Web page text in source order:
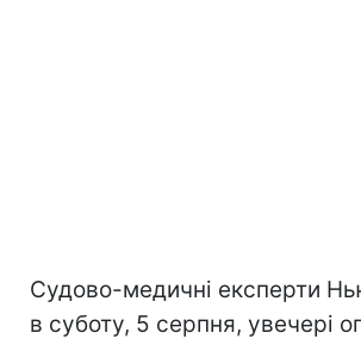
Судово-медичні експерти
в суботу, 5 серпня, увечері